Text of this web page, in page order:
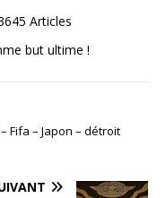
Articles
but ultime !
Fifa – Japon – détroit